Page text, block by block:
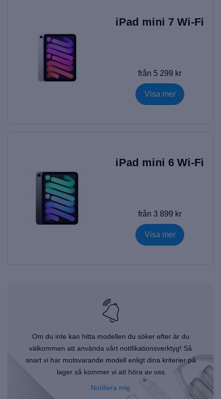
iPad Mini gör bildhanteringen enkel
Din iPad Mini ger dig högkvalitativa foton för en billig peng.
Kameran är helt jämförbar med de större modellerna av iPad.
Skärmens storlek gör också bildredigeringen enkel redan på
plats, så att du kan ladda upp dina verk på sociala media.
Surfa på din nya iPad Mini var du än är
Vi säljer iPad Mini i flera olika utföranden och olika
Gör din upplevelse av iPad Mini personlig. Med stort
minnesutrymme och många olika tillbehör kan du anpassa din
iPad Mini för att passa just dig. Köp med fördel också ett skal
till din iPad Mini så du skyddar den när du är ute på äventyr.
iPad mini 7 Wi-Fi + Cellular iPad mini 7 Wi-Fi |iPad mini
iPad mini 7 Wi-Fi
från 5 299 kr
Visa mer
iPad mini 6 Wi-Fi
från 3 899 kr
Visa mer
Om du inte kan hitta modellen du söker efter är du
välkommen att använda vårt notifikationsverktyg! Så
snart vi har motsvarande modell enligt dina kriterier på
lager så kommer vi att höra av oss
Notifiera mig